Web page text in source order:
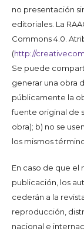
no presentación
editoriales. La
Commons 4.0.
(http://
Se puede
generar una obra
públicamente la
fuente original de
obra); b) no se
los mismos
En caso de que el
publicación, los
cederán a la
reproducción,
nacional e